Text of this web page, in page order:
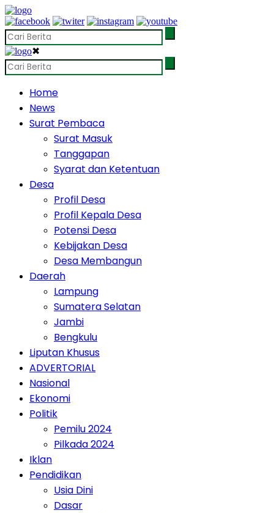
✖
Home
News
Surat Pembaca
Surat Masuk
Tanggapan
Syarat dan Ketentuan
Desa
Profil Desa
Profil Kepala Desa
Potensi Desa
Kebijakan Desa
Desa Membangun
Daerah
Lampung
Sumatera Selatan
Jambi
Bengkulu
Liputan Khusus
ADVERTORIAL
Nasional
Ekonomi
Politik
Pemilu 2024
Pilkada 2024
Iklan
Pendidikan
Usia Dini
Dasar